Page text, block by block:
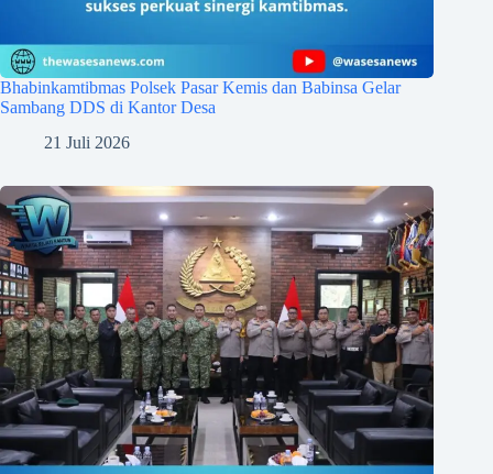
Bhabinkamtibmas Polsek Pasar Kemis dan Babinsa Gelar
Sambang DDS di Kantor Desa
21 Juli 2026